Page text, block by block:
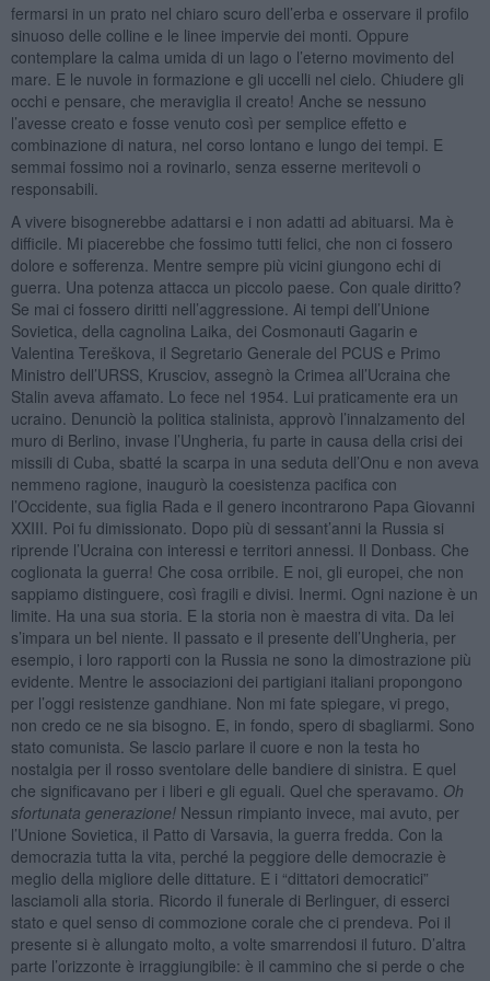
fermarsi in un prato nel chiaro scuro dell’erba e osservare il profilo
sinuoso delle colline e le linee impervie dei monti. Oppure
contemplare la calma umida di un lago o l’eterno movimento del
mare. E le nuvole in formazione e gli uccelli nel cielo. Chiudere gli
occhi e pensare, che meraviglia il creato! Anche se nessuno
l’avesse creato e fosse venuto così per semplice effetto e
combinazione di natura, nel corso lontano e lungo dei tempi. E
semmai fossimo noi a rovinarlo, senza esserne meritevoli o
responsabili.
A vivere bisognerebbe adattarsi e i non adatti ad abituarsi. Ma è
difficile. Mi piacerebbe che fossimo tutti felici, che non ci fossero
dolore e sofferenza. Mentre sempre più vicini giungono echi di
guerra. Una potenza attacca un piccolo paese. Con quale diritto?
Se mai ci fossero diritti nell’aggressione. Ai tempi dell’Unione
Sovietica, della cagnolina Laika, dei Cosmonauti Gagarin e
Valentina Tereškova, il Segretario Generale del PCUS e Primo
Ministro dell’URSS, Krusciov, assegnò la Crimea all’Ucraina che
Stalin aveva affamato. Lo fece nel 1954. Lui praticamente era un
ucraino. Denunciò la politica stalinista, approvò l’innalzamento del
muro di Berlino, invase l’Ungheria, fu parte in causa della crisi dei
missili di Cuba, sbatté la scarpa in una seduta dell’Onu e non aveva
nemmeno ragione, inaugurò la coesistenza pacifica con
l’Occidente, sua figlia Rada e il genero incontrarono Papa Giovanni
XXIII. Poi fu dimissionato. Dopo più di sessant’anni la Russia si
riprende l’Ucraina con interessi e territori annessi. Il Donbass. Che
coglionata la guerra! Che cosa orribile. E noi, gli europei, che non
sappiamo distinguere, così fragili e divisi. Inermi. Ogni nazione è un
limite. Ha una sua storia. E la storia non è maestra di vita. Da lei
s’impara un bel niente. Il passato e il presente dell’Ungheria, per
esempio, i loro rapporti con la Russia ne sono la dimostrazione più
evidente. Mentre le associazioni dei partigiani italiani propongono
per l’oggi resistenze gandhiane. Non mi fate spiegare, vi prego,
non credo ce ne sia bisogno. E, in fondo, spero di sbagliarmi. Sono
stato comunista. Se lascio parlare il cuore e non la testa ho
nostalgia per il rosso sventolare delle bandiere di sinistra. E quel
che significavano per i liberi e gli eguali. Quel che speravamo. Oh
sfortunata generazione! Nessun rimpianto invece, mai avuto, per
l’Unione Sovietica, il Patto di Varsavia, la guerra fredda. Con la
democrazia tutta la vita, perché la peggiore delle democrazie è
meglio della migliore delle dittature. E i “dittatori democratici”
lasciamoli alla storia. Ricordo il funerale di Berlinguer, di esserci
stato e quel senso di commozione corale che ci prendeva. Poi il
presente si è allungato molto, a volte smarrendosi il futuro. D’altra
parte l’orizzonte è irraggiungibile: è il cammino che si perde o che